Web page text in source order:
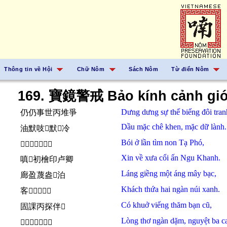
Thông tin về Hội Chữ Nôm Sách Nôm Từ điển Nôm
169. 寶鏡警戒 Bảo kính cảnh
仍仍事世丙堆爭 Dưng dưng sự thế biếng đôi
油默吱𠸦默𭁈冷
Dầu mặc chê khen, mặc dữ lành.
𧴤於吝尋𡽫謝傅
Bói ởlần tìm non Tạ Phó,
嗔𧗱初檜印卢卿
Xin về xưa cổi ấn Ngu Khanh.
廊盈蔑盎𩄲泊
Láng giềng một áng mây bạc,
客𱝅𠄩岸𡶀撑
Khách thứa hai ngàn núi xanh.
固課丙探伴𪧘
Có khuởviếng thăm bạn cũ,
𢚸踈𠦳琰月巴更
Lòng thơngàn dặm, nguyệt ba